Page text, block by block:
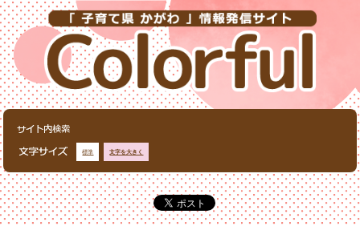
標準 文字を大きく